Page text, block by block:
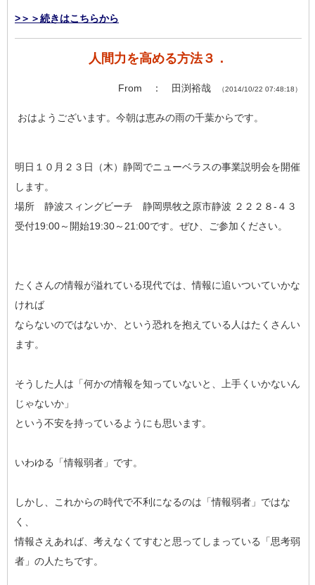
>＞＞続きはこちらから
人間力を高める方法３．
From ： 田渕裕哉 （2014/10/22 07:48:18）
おはようございます。今朝は恵みの雨の千葉からです。
明日１０月２３日（木）静岡でニューベラスの事業説明会を開催
します。
場所 静波スィングビーチ 静岡県牧之原市静波 ２２２８-４３
受付19:00～開始19:30～21:00です。ぜひ、ご参加ください。
たくさんの情報が溢れている現代では、情報に追いついていかな
ければ
ならないのではないか、という恐れを抱えている人はたくさんい
ます。
そうした人は「何かの情報を知っていないと、上手くいかないん
じゃないか」
という不安を持っているようにも思います。
いわゆる「情報弱者」です。
しかし、これからの時代で不利になるのは「情報弱者」ではな
く、
情報さえあれば、考えなくてすむと思ってしまっている「思考弱
者」の人たちです。